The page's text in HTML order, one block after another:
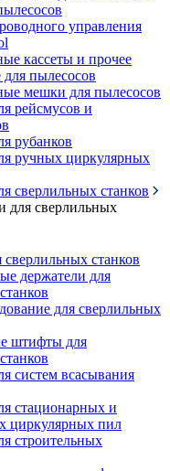
управления
кассеты и прочее
для пылесосов
мешки для пылесосов
рейсмусов и
рубанков
ручных циркулярных
сверлильных станков
для сверлильных
станков
держатели для
для сверлильных
штифты для
систем всасывания
стационарных и
циркулярных пил
строительных